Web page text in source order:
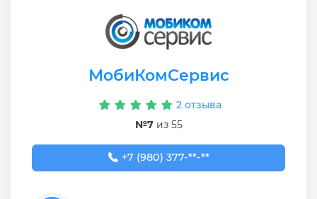
МобиКомСервис
2 отзыва
№7из 55
+7 (980) 377-77-77
+7 (980) 377-**-**